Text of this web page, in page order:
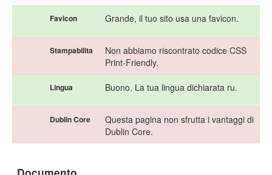
Favicon Grande, il tuo sito usa una favicon.
Stampabilita
Non abbiamo riscontrato codice CSS
Print-Friendly.
Lingua Buono. La tua lingua dichiarata ru.
Dublin Core
Questa pagina non sfrutta i vantaggi di
Dublin Core.